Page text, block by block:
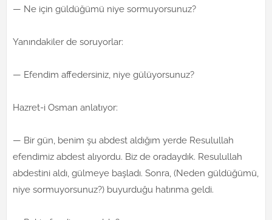
— Ne için güldüğümü niye sormuyorsunuz?
Yanındakiler de soruyorlar:
— Efendim affedersiniz, niye gülüyorsunuz?
Hazret-i Osman anlatıyor:
— Bir gün, benim şu abdest aldığım yerde Resulullah
efendimiz abdest alıyordu. Biz de oradaydık. Resulullah
abdestini aldı, gülmeye başladı. Sonra, (Neden güldüğümü,
niye sormuyorsunuz?) buyurduğu hatırıma geldi.